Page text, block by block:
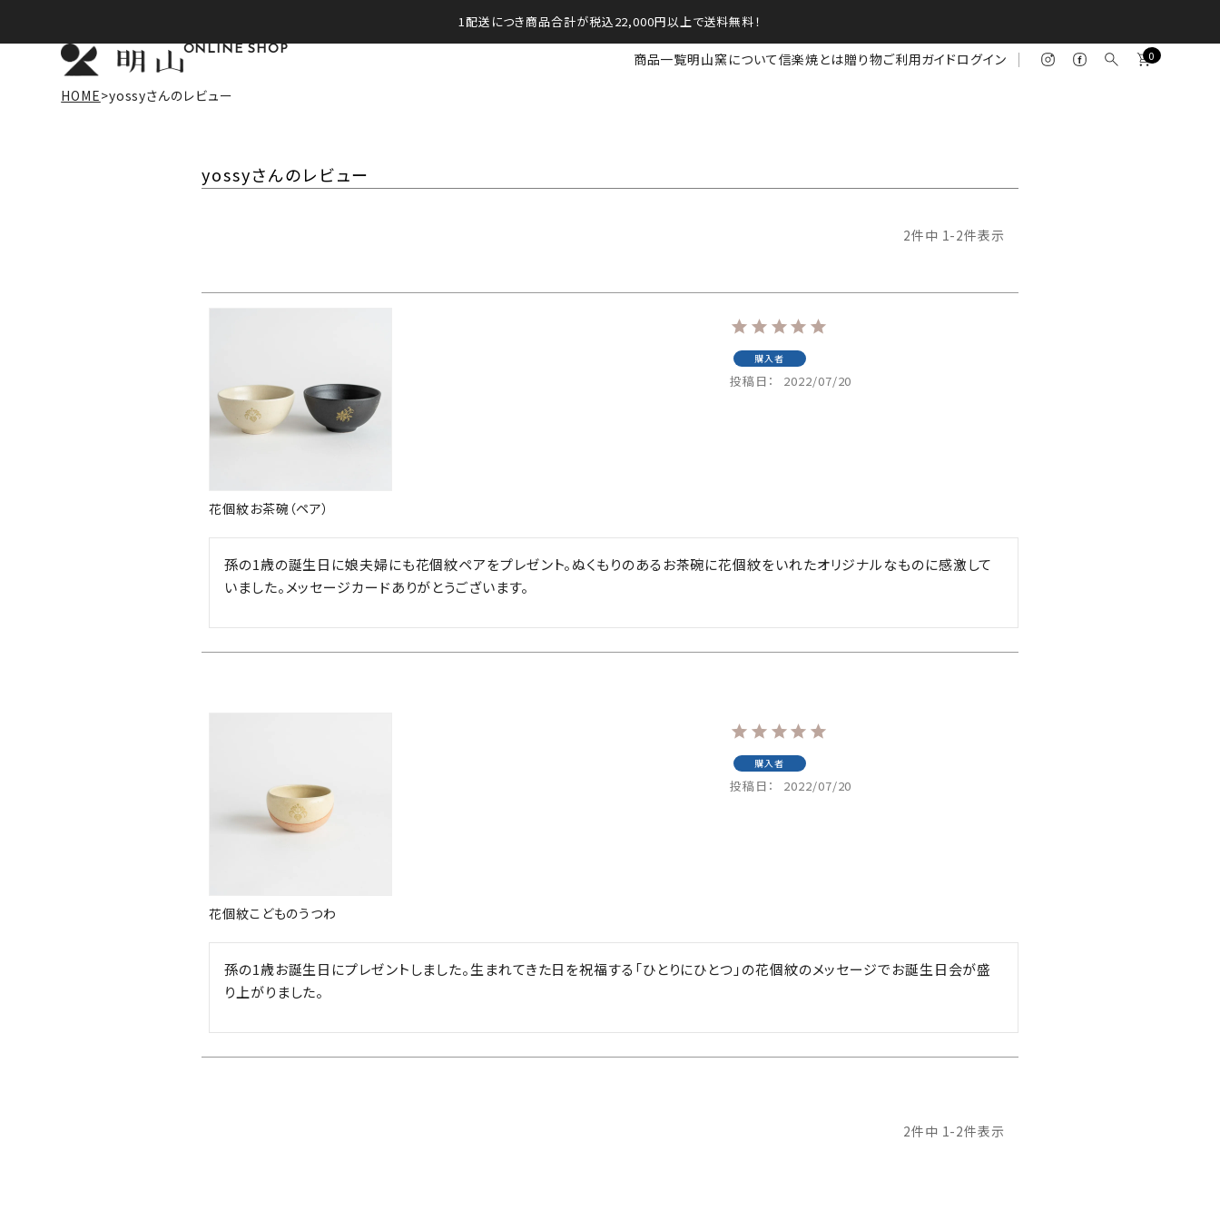
1配送につき商品合計が税込22,000円以上で送料無料！
ONLINE SHOP
商品一覧明山窯について信楽焼とは贈り物ご利用ガイドログイン 0
HOME yossyさんのレビュー
yossyさんのレビュー
2件中 1 -2件表示
花個紋お茶碗（ペア）
購入者
投稿日 2022/07/20
孫の1歳の誕生日に娘夫婦にも花個紋ペアをプレゼント。ぬくもりのあるお茶碗に花個紋をいれたオリジナルなものに感激して
いました。メッセージカードありがとうございます。
花個紋こどものうつわ
購入者
投稿日 2022/07/20
孫の1歳お誕生日にプレゼントしました。生まれてきた日を祝福する「ひとりにひとつ」の花個紋のメッセージでお誕生日会が盛
り上がりました。
2件中 1 -2件表示